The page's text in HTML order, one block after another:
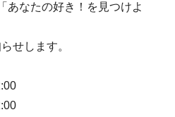
あなたの好き！を見つけよ
せします。